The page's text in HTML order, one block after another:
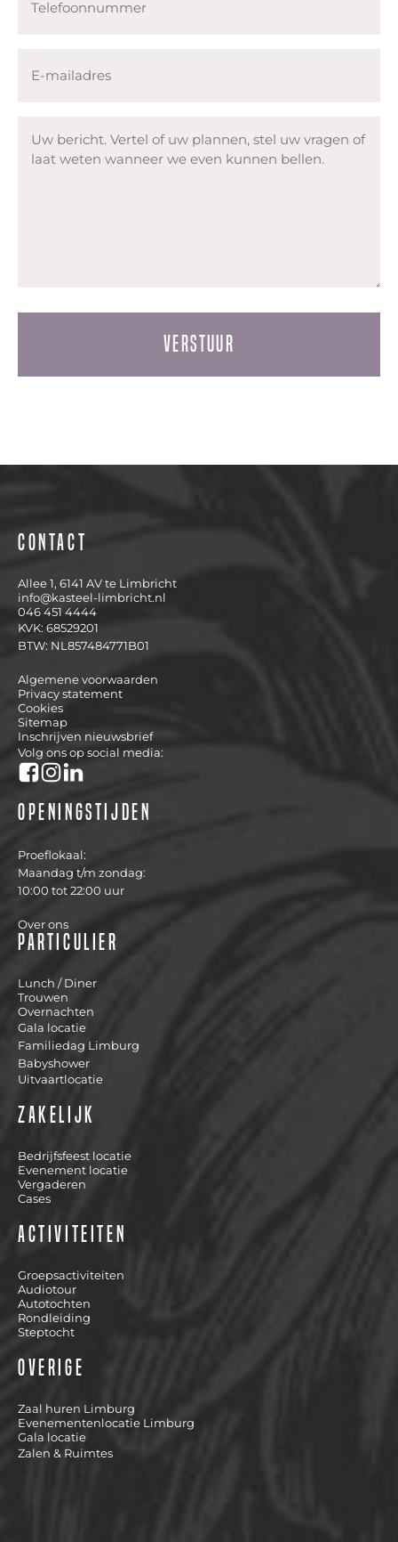
mailadres
Contact
Allee 1, 6141 AV te Limbricht
info@kasteel-limbricht.nl
046 451 4444
KVK: 68529201
BTW: NL857484771B01
Algemene voorwaarden
Privacy statement
Cookies
Sitemap
Inschrijven nieuwsbrief
Volg ons op social media:
Openingstijden
Proeflokaal:
Maandag t/m zondag:
10:00 tot 22:00 uur
Over ons
Particulier
Lunch / Diner
Trouwen
Overnachten
Gala locatie
Familiedag Limburg
Babyshower
Uitvaartlocatie
Zakelijk
Bedrijfsfeest locatie
Evenement locatie
Vergaderen
Cases
Activiteiten
Groepsactiviteiten
Audiotour
Autotochten
Rondleiding
Steptocht
Overige
Zaal huren Limburg
Evenementenlocatie Limburg
Gala locatie
Zalen & Ruimtes